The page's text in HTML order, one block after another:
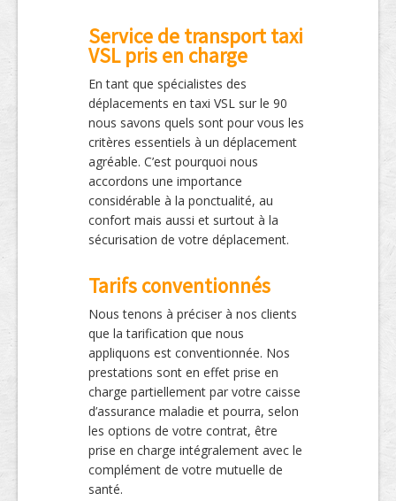
Service de transport taxi
VSL pris en charge
En tant que spécialistes des
déplacements en taxi VSL sur le 90
nous savons quels sont pour vous les
critères essentiels à un déplacement
agréable. C’est pourquoi nous
accordons une importance
considérable à la ponctualité, au
confort mais aussi et surtout à la
sécurisation de votre déplacement.
Tarifs conventionnés
Nous tenons à préciser à nos clients
que la tarification que nous
appliquons est conventionnée. Nos
prestations sont en effet prise en
charge partiellement par votre caisse
d’assurance maladie et pourra, selon
les options de votre contrat, être
prise en charge intégralement avec le
complément de votre mutuelle de
santé.